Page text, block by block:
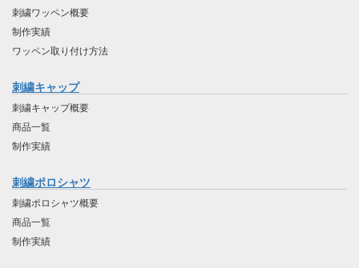
刺繍ワッペン概要
制作実績
ワッペン取り付け方法
刺繍キャップ
刺繍キャップ概要
商品一覧
制作実績
刺繍ポロシャツ
刺繍ポロシャツ概要
商品一覧
制作実績